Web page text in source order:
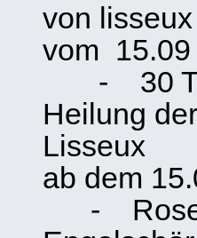
von lisseux
vom
- 30
Heilung
Lisseux
ab
-